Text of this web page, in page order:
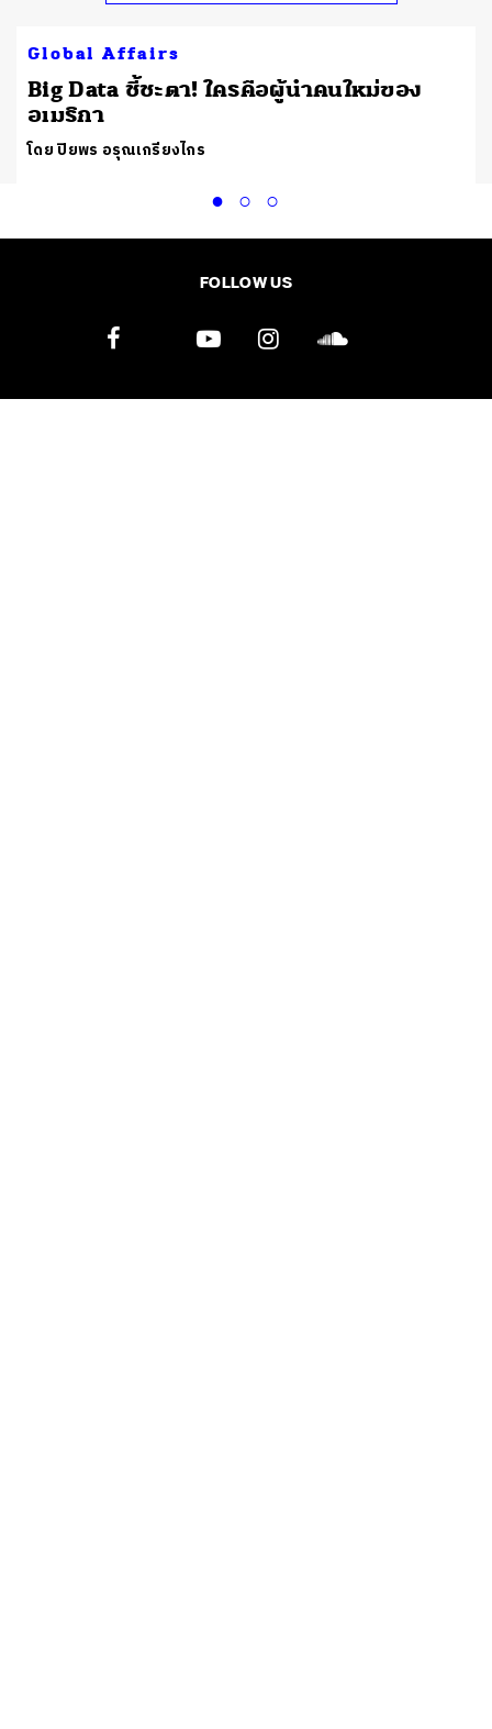
Global Affairs
Big Data ชี้ชะตา! ใครคือผู้นำคนใหม่ของ
อเมริกา
โดย ปิยพร อรุณเกรียงไกร
FOLLOW US